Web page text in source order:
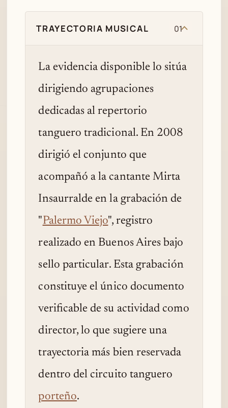
TRAYECTORIA MUSICAL 01
La evidencia disponible lo sitúa
dirigiendo agrupaciones
dedicadas al repertorio
tanguero tradicional. En 2008
dirigió el conjunto que
acompañó a la cantante Mirta
Insaurralde en la grabación de
"Palermo Viejo", registro
realizado en Buenos Aires bajo
sello particular. Esta grabación
constituye el único documento
verificable de su actividad como
director, lo que sugiere una
trayectoria más bien reservada
dentro del circuito tanguero
porteño.